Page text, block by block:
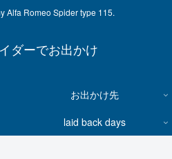
Alfa Romeo Spider type 115.
ダーでお出かけ
お出かけ先
laid back days